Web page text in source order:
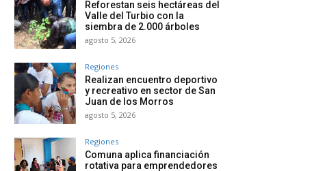
Reforestan seis hectáreas del
Valle del Turbio con la
siembra de 2.000 árboles
agosto 5, 2026
Regiones
Realizan encuentro deportivo
y recreativo en sector de San
Juan de los Morros
agosto 5, 2026
Regiones
Comuna aplica financiación
rotativa para emprendedores